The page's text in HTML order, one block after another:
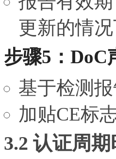
更新的情
步骤5：DoC
基于检测
加贴CE标
3.2 认证周